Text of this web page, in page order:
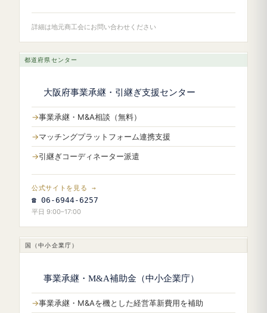
詳細は地元商工会にお問い合わせください
都道府県センター
大阪府事業承継・引継ぎ支援センター
事業承継・M&A相談（無料）
マッチングプラットフォーム連携支援
引継ぎコーディネーター派遣
公式サイトを見る →
☎ 06-6944-6257
平日 9:00–17:00
国（中小企業庁）
事業承継・M&A補助金（中小企業庁）
事業承継・M&Aを機とした経営革新費用を補助